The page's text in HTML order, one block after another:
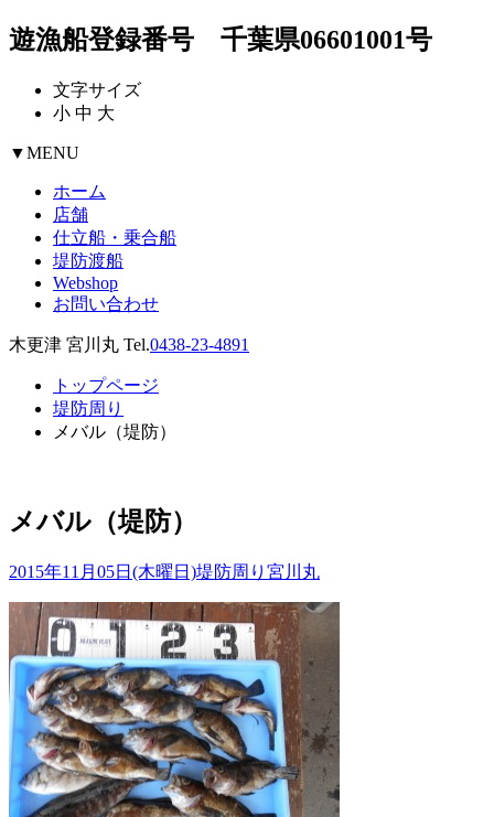
遊漁船登録番号 千葉県06601001号
文字サイズ
小 中 大
▼MENU
ホーム
店舗
仕立船・乗合船
堤防渡船
Webshop
お問い合わせ
木更津 宮川丸 Tel.0438-23-4891
トップページ
堤防周り
メバル（堤防）
メバル（堤防）
2015年11月05日(木曜日)堤防周り 宮川丸